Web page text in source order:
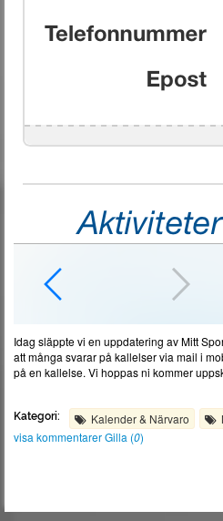
Idag släppte vi en uppdatering av Mitt
att många svarar på kallelser via mail i
på en kallelse. Vi hoppas ni kommer
Kategori: Kalender & Närvaro
visa kommentarerGilla (0)